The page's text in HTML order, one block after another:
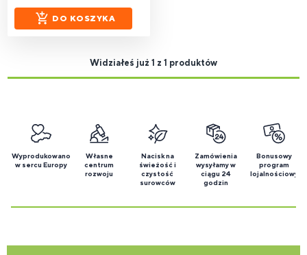
DO KOSZYKA
Widziałeś już 1 z 1 produktów
Wyprodukowano
w sercu Europy
Własne
centrum
rozwoju
Nacisk na
świeżość i
czystość
surowców
Zamówienia
wysyłamy w
ciągu 24
godzin
Bonusowy
program
lojalnościowy